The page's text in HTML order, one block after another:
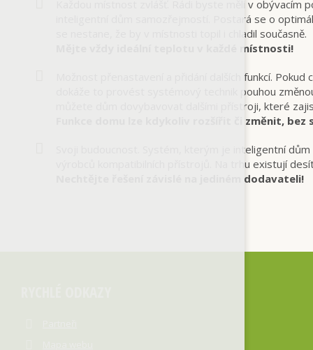
Každou místnost zvlášť. Rádi byste měli v obývacím
inteligentní dům samozřejmostí. Postará se o
se nestane, že by v místnosti topil i chladil současně.
Mějte vždy ideální teplotu v každé místnosti!
Možnost přenastavení a přidání dalších funkcí.
dokáže to provést systémový technik pouhou
můžete dům dovybavovat dalšími přístroji, které
Funkce domu lze kdykoliv rozšířit či změnit, bez
Svoji budoucnost. Systém, kterým je inteligentní
výrobců kompatibilních přístrojů. Na trhu existují
Nechtějte řešení závislé na jediném dodavateli!